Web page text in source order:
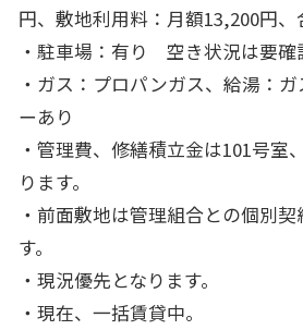
円、敷地利用料：月額13,200円
・駐車場：有り 空き状況は要確
・ガス：プロパンガス、給湯：
ーあり
・管理費、修繕積立金は101号室
ります。
・前面敷地は管理組合との個別
す。
・現況優先となります。
・現在、一括賃貸中。